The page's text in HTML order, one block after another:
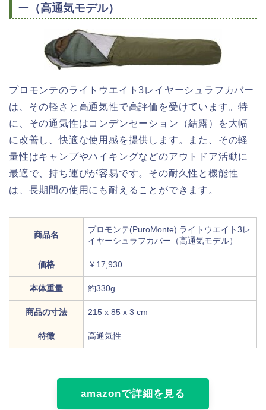
ー（高通気モデル）
プロモンテのライトウエイト3レイヤーシュラフカバー
は、その軽さと高通気性で高評価を受けています。特
に、その通気性はコンデンセーション（結露）を大幅
に改善し、快適な使用感を提供します。また、その軽
量性はキャンプやハイキングなどのアウトドア活動に
最適で、持ち運びが容易です。その耐久性と機能性
は、長期間の使用にも耐えることができます。
商品名
プロモンテ(PuroMonte) ライトウエイト3レ
イヤーシュラフカバー（高通気モデル）
価格 ￥17,930
本体重量 約330g
商品の寸法 215 x 85 x 3 cm
特徴 高通気性
amazonで詳細を見る